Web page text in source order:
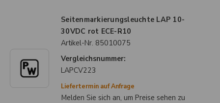
Seitenmarkierungsleuchte LAP 10-
30VDC rot ECE-R10
Artikel-Nr. 85010075
Vergleichsnummer:
LAPCV223
Liefertermin auf Anfrage
Melden Sie sich an, um Preise sehen zu